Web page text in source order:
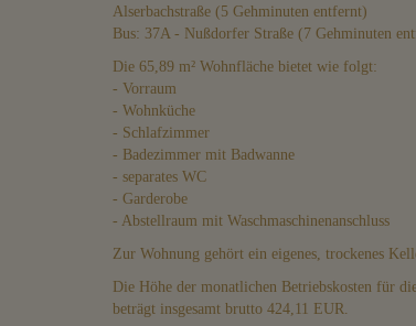
Alserbachstraße (5 Gehminuten entfernt)
Bus: 37A - Nußdorfer Straße (7 Gehminuten
Die 65,89 m² Wohnfläche bietet wie folgt:
- Vorraum
- Wohnküche
- Schlafzimmer
- Badezimmer mit Badwanne
- separates WC
- Garderobe
- Abstellraum mit Waschmaschinenanschluss
Zur Wohnung gehört ein eigenes, trockenes
Die Höhe der monatlichen Betriebskosten für
beträgt insgesamt brutto 424,11 EUR.